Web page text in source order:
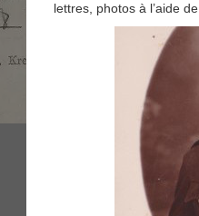
lettres, photos à l’aide de